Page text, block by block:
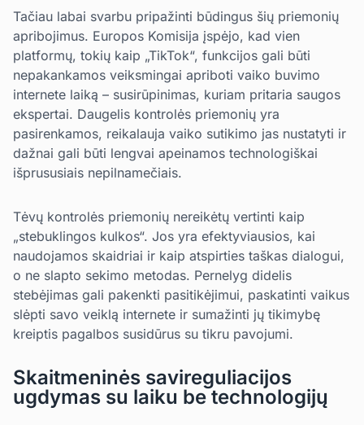
Tačiau labai svarbu pripažinti būdingus šių priemonių
apribojimus. Europos Komisija įspėjo, kad vien
platformų, tokių kaip „TikTok“, funkcijos gali būti
nepakankamos veiksmingai apriboti vaiko buvimo
internete laiką – susirūpinimas, kuriam pritaria saugos
ekspertai. Daugelis kontrolės priemonių yra
pasirenkamos, reikalauja vaiko sutikimo jas nustatyti ir
dažnai gali būti lengvai apeinamos technologiškai
išprususiais nepilnamečiais.
Tėvų kontrolės priemonių nereikėtų vertinti kaip
„stebuklingos kulkos“. Jos yra efektyviausios, kai
naudojamos skaidriai ir kaip atspirties taškas dialogui,
o ne slapto sekimo metodas. Pernelyg didelis
stebėjimas gali pakenkti pasitikėjimui, paskatinti vaikus
slėpti savo veiklą internete ir sumažinti jų tikimybę
kreiptis pagalbos susidūrus su tikru pavojumi.
Skaitmeninės savireguliacijos
ugdymas su laiku be technologijų